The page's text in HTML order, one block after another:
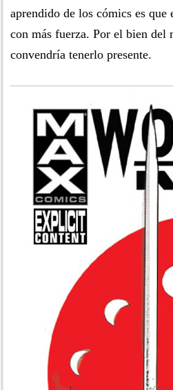
aprendido de los cómics es
con más fuerza. Por el bien del
convendría tenerlo presente.